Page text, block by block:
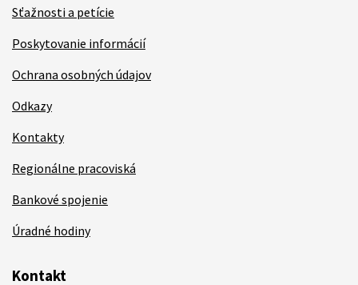
Sťažnosti a petície
Poskytovanie informácií
Ochrana osobných údajov
Odkazy
Kontakty
Regionálne pracoviská
Bankové spojenie
Úradné hodiny
Kontakt